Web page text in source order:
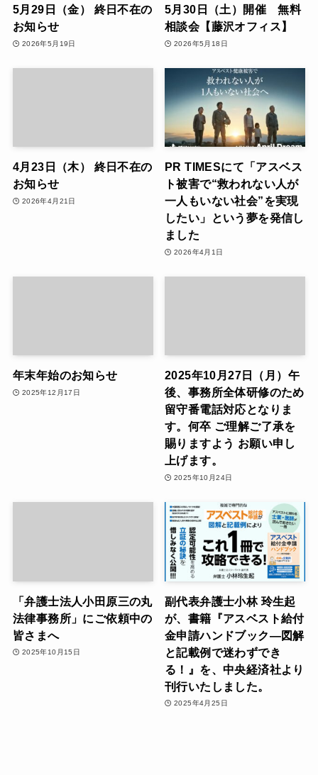
5月29日（金） 終日不在の
お知らせ
2026年5月19日
5月30日（土）開催 無料
相談会【藤沢オフィス】
2026年5月18日
4月23日（木） 終日不在の
お知らせ
2026年4月21日
PR TIMESにて「アスベス
ト被害で“救われない人が
一人もいない社会”を実現
したい」という夢を発信し
ました
2026年4月1日
年末年始のお知らせ
2025年12月17日
2025年10月27日（月）午
後、事務所全体研修のため
留守番電話対応となりま
す。何卒 ご理解ご了承を
賜りますよう お願い申し
上げます。
2025年10月24日
「弁護士法人小田原三の丸
法律事務所」にご依頼中の
皆さまへ
2025年10月15日
副代表弁護士小林 玲生起
が、書籍『アスベスト給付
金申請ハンドブック―図解
と記載例で迷わずでき
る！』を、中央経済社より
刊行いたしました。
2025年4月25日